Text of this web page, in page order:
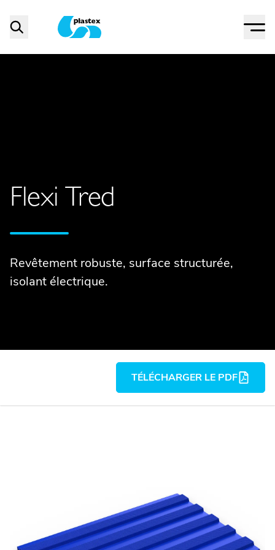
Menu
Flexi Tred
Revêtement robuste, surface structurée,
isolant électrique.
TÉLÉCHARGER LE PDF